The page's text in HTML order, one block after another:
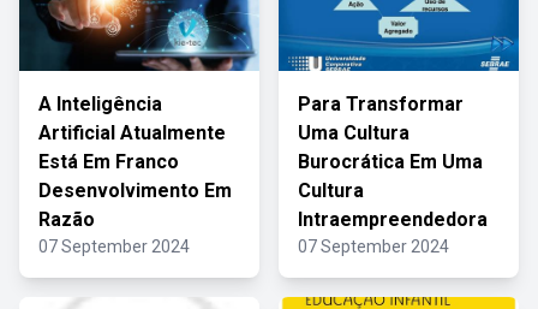
A Inteligência
Artificial Atualmente
Está Em Franco
Desenvolvimento Em
Razão
07 September 2024
Para Transformar
Uma Cultura
Burocrática Em Uma
Cultura
Intraempreendedora
07 September 2024